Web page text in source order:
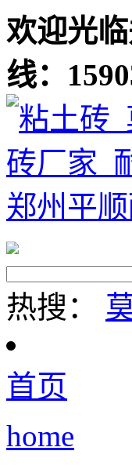
欢迎光
线：
热搜：
首页
home